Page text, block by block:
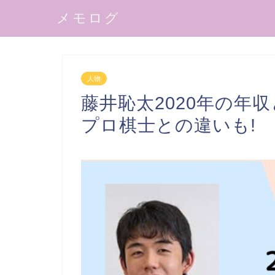
メモログ
人物
藤井恥太2020年の年
プロ棋士との違いも!